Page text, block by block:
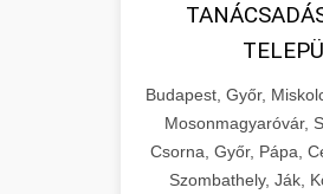
Budapest, Győr,
Mosonmagyaróvár,
Csorna, Győr, Pápa,
Szombathely, Ják,